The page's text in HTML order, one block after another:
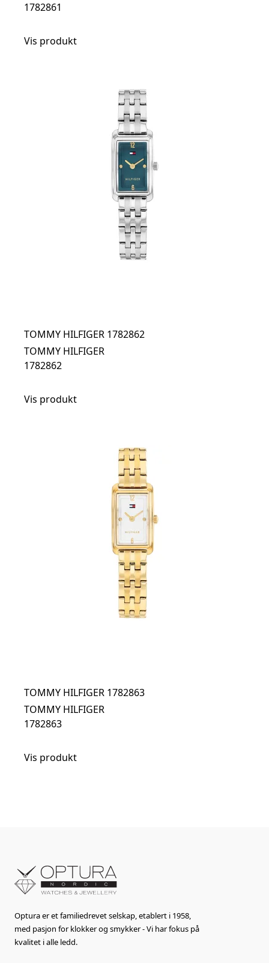
1782861
Vis produkt
TOMMY HILFIGER 1782862
TOMMY HILFIGER
1782862
Vis produkt
TOMMY HILFIGER 1782863
TOMMY HILFIGER
1782863
Vis produkt
Optura er et familiedrevet selskap, etablert i 1958,
med pasjon for klokker og smykker - Vi har fokus på
kvalitet i alle ledd.